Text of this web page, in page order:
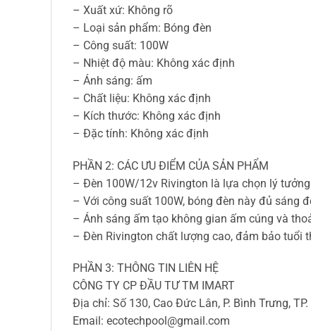
– Xuất xứ: Không rõ
– Loại sản phẩm: Bóng đèn
– Công suất: 100W
– Nhiệt độ màu: Không xác định
– Ánh sáng: ấm
– Chất liệu: Không xác định
– Kích thước: Không xác định
– Đặc tính: Không xác định
PHẦN 2: CÁC ƯU ĐIỂM CỦA SẢN PHẨM
– Đèn 100W/12v Rivington là lựa chọn lý
– Với công suất 100W, bóng đèn này đủ sáng
– Ánh sáng ấm tạo không gian ấm cúng và
– Đèn Rivington chất lượng cao, đảm bảo tuổi
PHẦN 3: THÔNG TIN LIÊN HỆ
CÔNG TY CP ĐẦU TƯ TM IMART
Địa chỉ: Số 130, Cao Đức Lân, P. Bình Trưng, TP.
Email: ecotechpool@gmail.com